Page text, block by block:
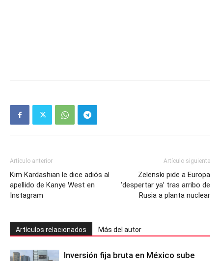
Artículo anterior
Kim Kardashian le dice adiós al
apellido de Kanye West en
Instagram
Artículo siguiente
Zelenski pide a Europa
‘despertar ya’ tras arribo de
Rusia a planta nuclear
Artículos relacionados Más del autor
Inversión fija bruta en México sube